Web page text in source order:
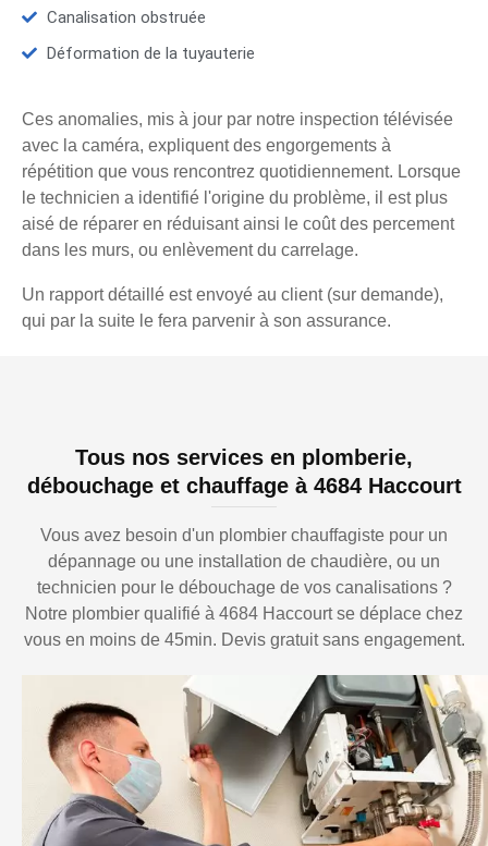
Canalisation obstruée
Déformation de la tuyauterie
Ces anomalies, mis à jour par notre inspection télévisée
avec la caméra, expliquent des engorgements à
répétition que vous rencontrez quotidiennement. Lorsque
le technicien a identifié l'origine du problème, il est plus
aisé de réparer en réduisant ainsi le coût des percement
dans les murs, ou enlèvement du carrelage.
Un rapport détaillé est envoyé au client (sur demande),
qui par la suite le fera parvenir à son assurance.
Tous nos services en plomberie,
débouchage et chauffage à 4684 Haccourt
Vous avez besoin d'un plombier chauffagiste pour un
dépannage ou une installation de chaudière, ou un
technicien pour le débouchage de vos canalisations ?
Notre plombier qualifié à 4684 Haccourt se déplace chez
vous en moins de 45min. Devis gratuit sans engagement.